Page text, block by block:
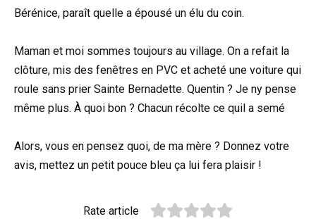
Bérénice, paraît quelle a épousé un élu du coin.
Maman et moi sommes toujours au village. On a refait la
clôture, mis des fenêtres en PVC et acheté une voiture qui
roule sans prier Sainte Bernadette. Quentin ? Je ny pense
même plus. À quoi bon ? Chacun récolte ce quil a semé
Alors, vous en pensez quoi, de ma mère ? Donnez votre
avis, mettez un petit pouce bleu ça lui fera plaisir !
Rate article